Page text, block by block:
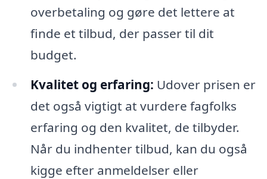
overbetaling og gøre det lettere at
finde et tilbud, der passer til dit
budget.
Kvalitet og erfaring: Udover prisen er
det også vigtigt at vurdere fagfolks
erfaring og den kvalitet, de tilbyder.
Når du indhenter tilbud, kan du også
kigge efter anmeldelser eller